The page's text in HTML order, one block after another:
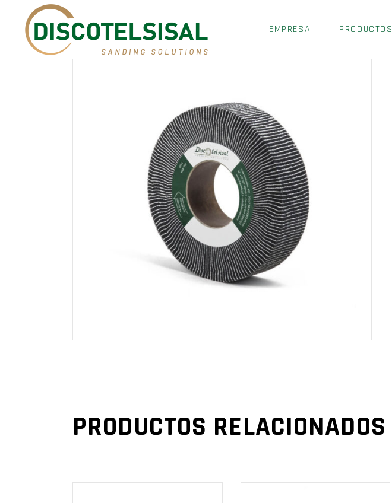
EMPRESA PRODUCTOS
PRODUCTOS RELACIONADOS